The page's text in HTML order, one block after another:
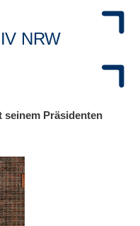
NRW
seinem Präsidenten